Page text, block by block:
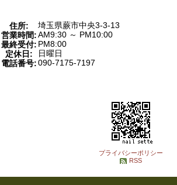
住所:
埼玉県蕨市中央3-3-13
営業時間:AM9:30 ～ PM10:00
最終受付: PM8:00
定休日:
日曜日
電話番号:090-7175-7197
プライバシーポリシー
RSS